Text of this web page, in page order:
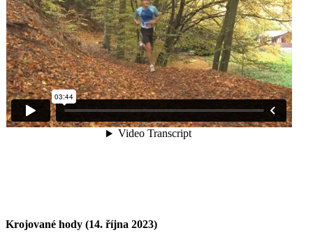
Krojované hody (14. října 2023)